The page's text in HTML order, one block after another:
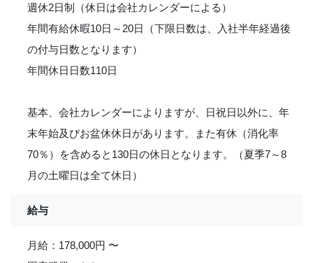
週休2日制（休日は会社カレンダーによる）
年間有給休暇10日～20日（下限日数は、入社半年経過後
の付与日数となります）
年間休日日数110日
基本、会社カレンダーによりますが、日祝日以外に、年
末年始及びお盆休休日があります。また有休（消化率
70％）を含めると130日の休日となります。（夏季7～8
月の土曜日は全て休日）
給与
月給：178,000円 〜